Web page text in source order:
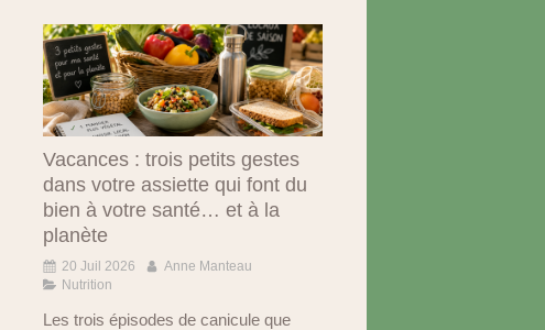
Vacances : trois petits gestes
dans votre assiette qui font du
bien à votre santé… et à la
planète
20 Juil 2026
Anne Manteau
Nutrition
Les trois épisodes de canicule que